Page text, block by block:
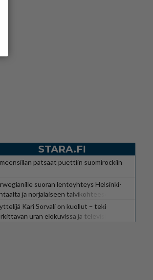
STARA.FI
patsaat puettiin suomirockiin
suoran lentoyhteys Helsinki-
ja norjalaiseen talvikohteeseen
Kari Sorvali on kuollut – teki
uran elokuvissa ja televisiossa